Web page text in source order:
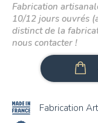
Fabrication
10/12 jours ouvrés
distinct de la
nous contacter !
Fabrication